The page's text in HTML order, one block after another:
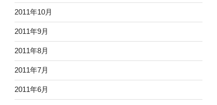
2011年10月
2011年9月
2011年8月
2011年7月
2011年6月